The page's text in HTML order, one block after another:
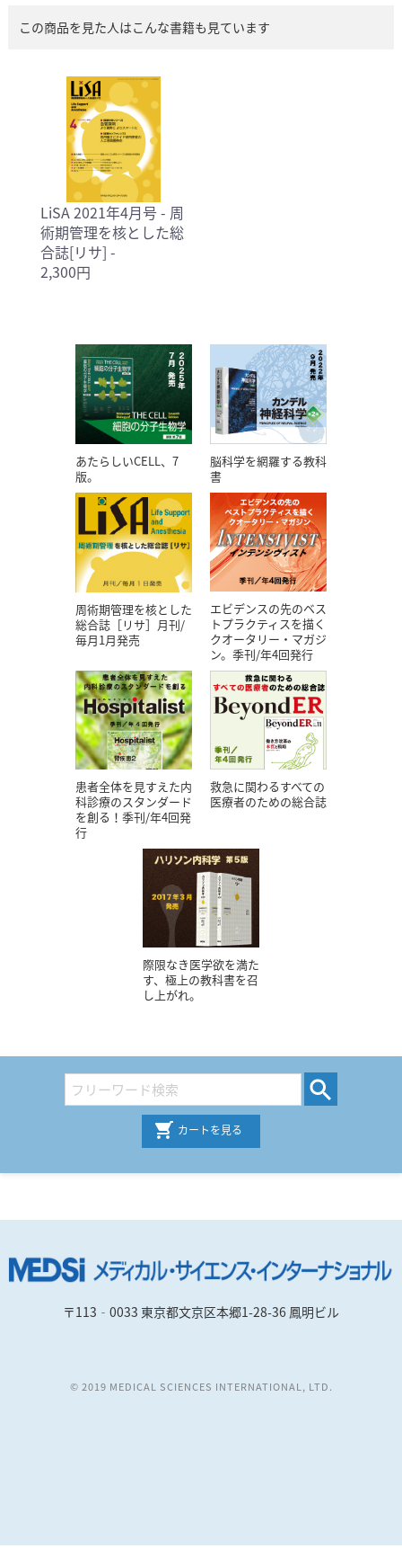
この商品を見た人はこんな書籍も見ています
LiSA 2021年4月号 - 周
術期管理を核とした総
合誌[リサ] -
2,300円
あたらしいCELL、7
版。
脳科学を網羅する教科
書
周術期管理を核とした
総合誌［リサ］月刊/
毎月1月発売
エビデンスの先のベス
トプラクティスを描く
クオータリー・マガジ
ン。季刊/年4回発行
患者全体を見すえた内
科診療のスタンダード
を創る！季刊/年4回発
行
救急に関わるすべての
医療者のための総合誌
際限なき医学欲を満た
す、極上の教科書を召
し上がれ。
カートを見る
〒113‐0033 東京都文京区本郷1-28-36 鳳明ビル
© 2019 MEDICAL SCIENCES INTERNATIONAL, LTD.